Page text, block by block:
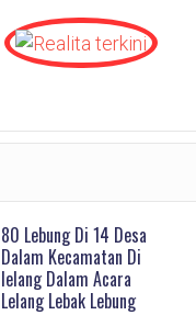
80 Lebung Di 14 Desa
Dalam Kecamatan Di
lelang Dalam Acara
Lelang Lebak Lebung